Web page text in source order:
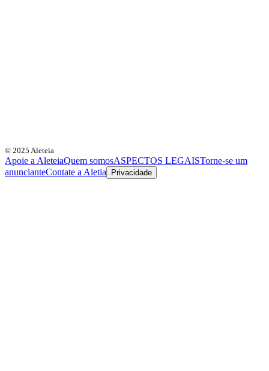
© 2025 Aleteia
Apoie a AleteiaQuem somosASPECTOS LEGAISTorne-se um
anuncianteContate a Aletia Privacidade